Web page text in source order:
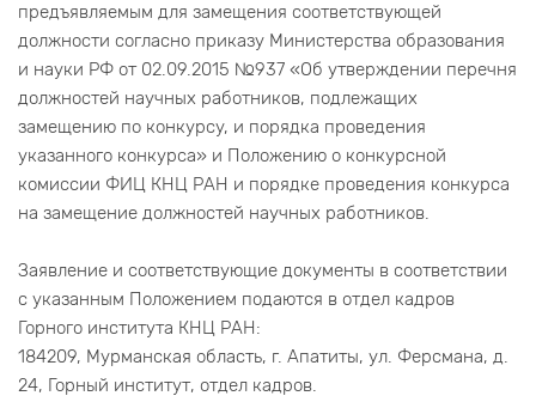
предъявляемым для замещения соответствующей
должности согласно приказу Министерства образования
и науки РФ от 02.09.2015 №937 «Об утверждении перечня
должностей научных работников, подлежащих
замещению по конкурсу, и порядка проведения
указанного конкурса» и Положению о конкурсной
комиссии ФИЦ КНЦ РАН и порядке проведения конкурса
на замещение должностей научных работников.
Заявление и соответствующие документы в соответствии
с указанным Положением подаются в отдел кадров
Горного института КНЦ РАН:
184209, Мурманская область, г. Апатиты, ул. Ферсмана, д.
24, Горный институт, отдел кадров.